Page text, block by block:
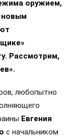
оружием,
новым
Рассмотрим,
любопытно
Евгения
с начальником